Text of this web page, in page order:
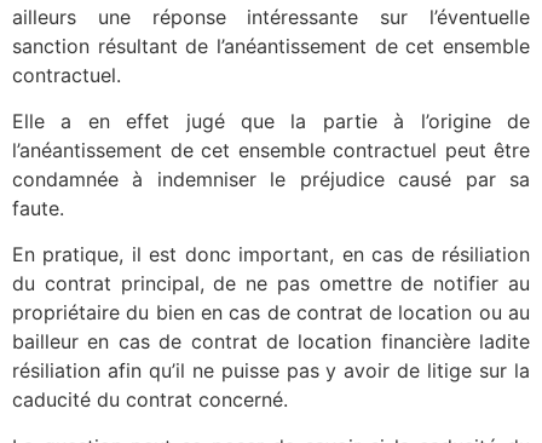
ailleurs une réponse intéressante sur l’éventuelle
sanction résultant de l’anéantissement de cet ensemble
contractuel.
Elle a en effet jugé que la partie à l’origine de
l’anéantissement de cet ensemble contractuel peut être
condamnée à indemniser le préjudice causé par sa
faute.
En pratique, il est donc important, en cas de résiliation
du contrat principal, de ne pas omettre de notifier au
propriétaire du bien en cas de contrat de location ou au
bailleur en cas de contrat de location financière ladite
résiliation afin qu’il ne puisse pas y avoir de litige sur la
caducité du contrat concerné.